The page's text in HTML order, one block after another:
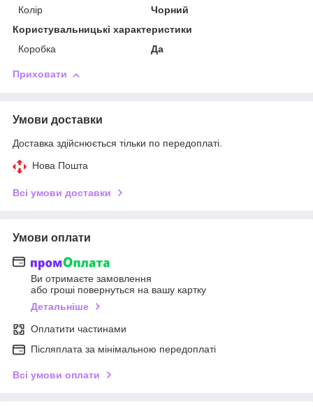
Колір
Чорний
Користувальницькі характеристики
Коробка
Да
Приховати
Умови доставки
Доставка здійснюється тільки по передоплаті.
Нова Пошта
Всі умови доставки
Умови оплати
Ви отримаєте замовлення
або гроші повернуться на вашу картку
Детальніше
Оплатити частинами
Післяплата за мінімальною передоплаті
Всі умови оплати